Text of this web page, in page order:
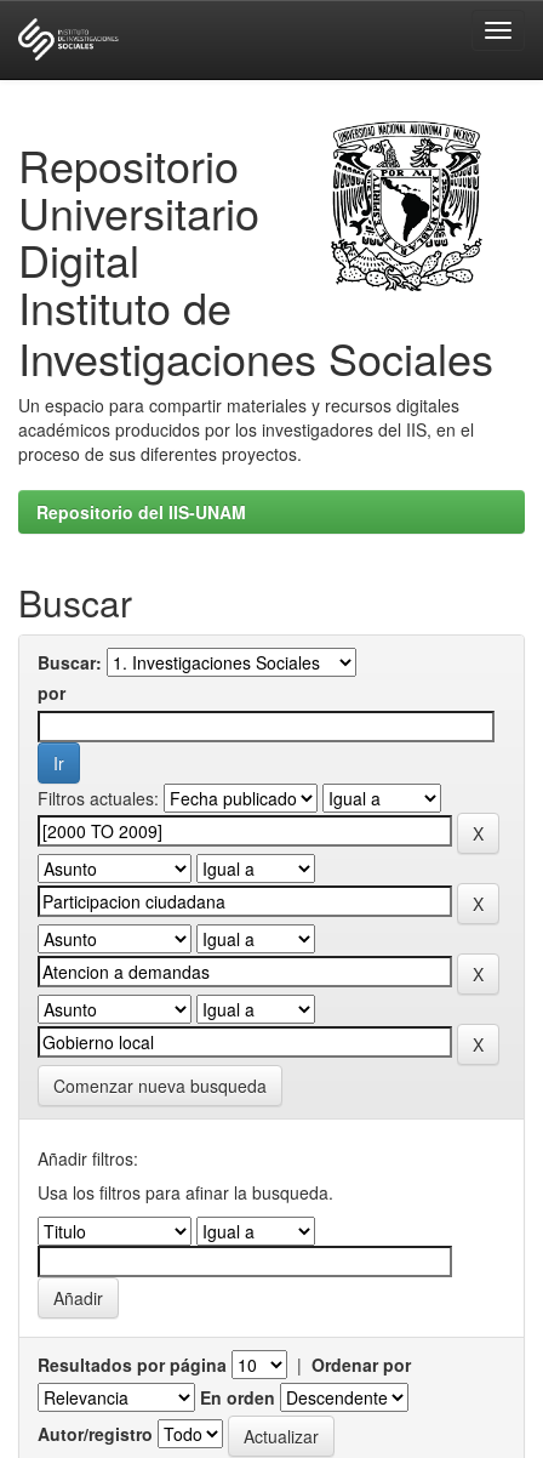
Repositorio
Universitario
Digital
Instituto de
Investigaciones Sociales
Un espacio para compartir materiales y recursos digitales
académicos producidos por los investigadores del IIS, en el
proceso de sus diferentes proyectos.
Repositorio del IIS-UNAM
Buscar
Buscar:
por
Filtros actuales:
Comenzar nueva busqueda
Añadir filtros:
Usa los filtros para afinar la busqueda.
Resultados por página | Ordenar por
En orden
Autor/registro